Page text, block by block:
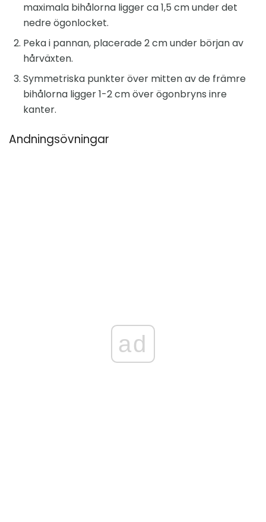
maximala bihålorna ligger ca 1,5 cm under det
nedre ögonlocket.
Peka i pannan, placerade 2 cm under början av
hårväxten.
Symmetriska punkter över mitten av de främre
bihålorna ligger 1-2 cm över ögonbryns inre
kanter.
Andningsövningar
ad